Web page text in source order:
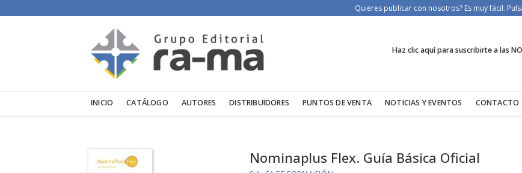
Quieres publicar con nosotros? Es muy fácil.
Haz clic aquí para suscribirte a las
INICIO CATÁLOGO AUTORES DISTRIBUIDORES PUNTOS DE VENTA NOTICIAS Y EVENTOS CONTACTO
Nominaplus Flex. Guía Básica Oficial